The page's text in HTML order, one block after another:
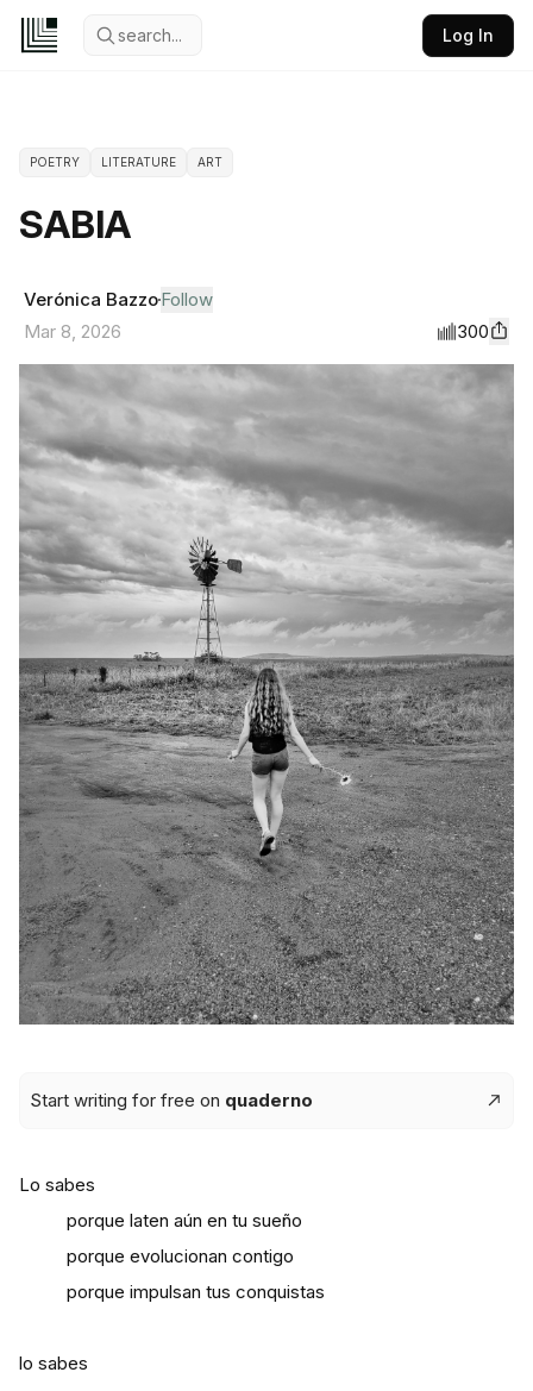
search... Log In
POETRY LITERATURE ART
SABIA
Verónica BazzoFollow
Mar 8, 2026
300
Start writing for free on quaderno
Lo sabes
porque laten aún en tu sueño
porque evolucionan contigo
porque impulsan tus conquistas
lo sabes